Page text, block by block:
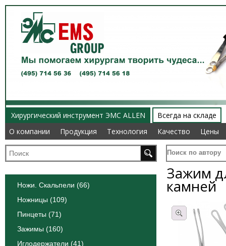
Хирургический инструмент ЭМС ALLEN
О компании
Продукция Технология Качество Цены
Всегда на складе
О компании
Продукция Технология Качество Цены
Поиск по автору
Ножи. Скальпели (66)
Ножницы (109)
Пинцеты (71)
Зажимы (160)
Иглодержатели (41)
Зажим
камней